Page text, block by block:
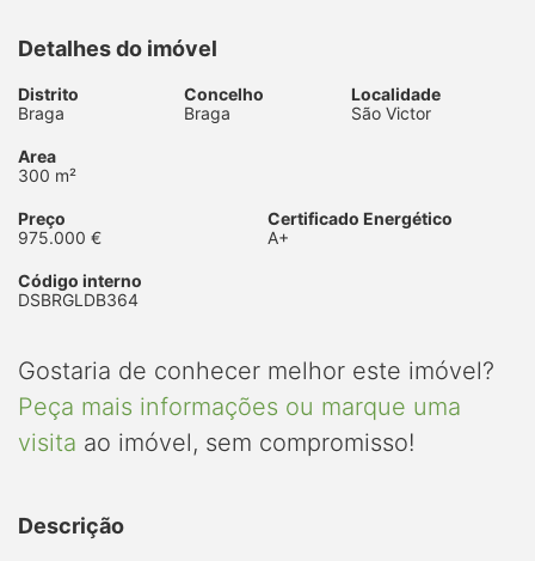
Detalhes do imóvel
Distrito
Braga
Concelho
Braga
Localidade
São Victor
Area
300 m²
Preço
975.000 €
Certificado Energético
A+
Código interno
DSBRGLDB364
Gostaria de conhecer melhor este imóvel?
Peça mais informações ou marque uma
visita ao imóvel, sem compromisso!
Descrição